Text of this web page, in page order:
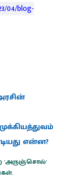
04/blog-
என்ன?
'அருஞ்சொல்'